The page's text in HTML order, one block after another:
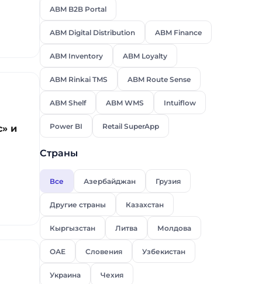
ABM B2B Portal
ABM Digital Distribution ABM Finance
ABM Inventory ABM Loyalty
ABM Rinkai TMS ABM Route Sense
ABM Shelf ABM WMS Intuiflow
Power BI Retail SuperApp
Страны
Все Азербайджан Грузия
Другие страны Казахстан
Кыргызстан Литва Молдова
ОАЕ Словения Узбекистан
Украина Чехия
и
Один из наших
дня!
Один из наших
дня!